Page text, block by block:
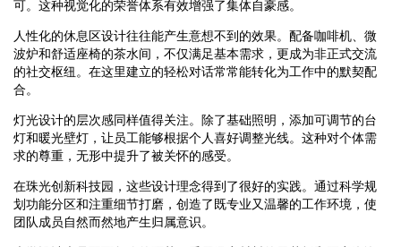
可。这种视觉化的荣誉体系有效增强了集体自豪感。
人性化的休息区设计往往能产生意想不到的效果。配备咖啡机、微
波炉和舒适座椅的茶水间，不仅满足基本需求，更成为非正式交流
的社交枢纽。在这里建立的轻松对话常常能转化为工作中的默契配
合。
灯光设计的层次感同样值得关注。除了基础照明，添加可调节的台
灯和暖光壁灯，让员工能够根据个人喜好调整光线。这种对个体需
求的尊重，无形中提升了被关怀的感受。
在珠光创新科技园，这些设计理念得到了很好的实践。通过科学规
划功能分区和注重细节打磨，创造了既专业又温馨的工作环境，使
团队成员自然而然地产生归属意识。